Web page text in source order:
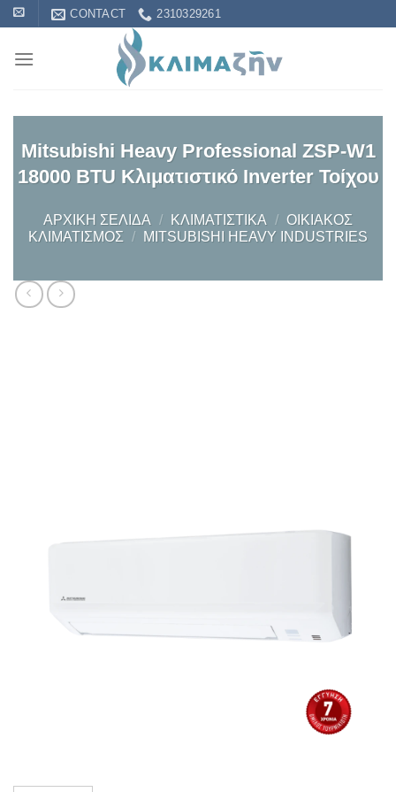
Skip
to
content
CONTACT 2310329261
Mitsubishi Heavy Professional ZSP-W1
18000 BTU Κλιματιστικό Inverter Τοίχου
ΑΡΧΙΚΉ ΣΕΛΊΔΑ / KΛΙΜΑΤΙΣΤΙΚΆ / OΙΚΙΑΚΌΣ
ΚΛΙΜΑΤΙΣΜΌΣ / MITSUBISHI HEAVY INDUSTRIES